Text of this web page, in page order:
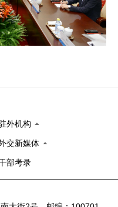
外机构
交新媒体
部考录